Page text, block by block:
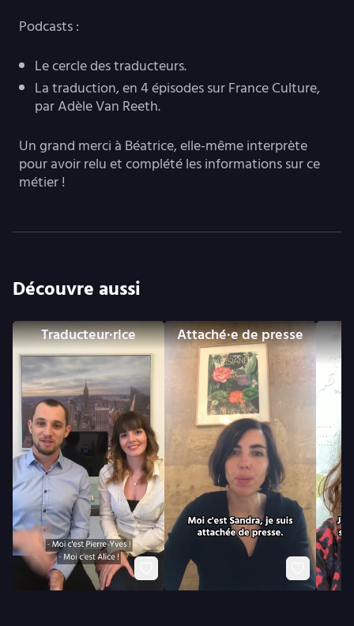
Podcasts :
Le cercle des traducteurs.
La traduction, en 4 épisodes sur France Culture,
par Adèle Van Reeth.
Un grand merci à Béatrice, elle-même interprète
pour avoir relu et complété les informations sur ce
métier !
Découvre aussi
Traducteur·rice Attaché·e de presse